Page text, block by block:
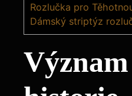
Rozlučka pro
Dámský striptýz